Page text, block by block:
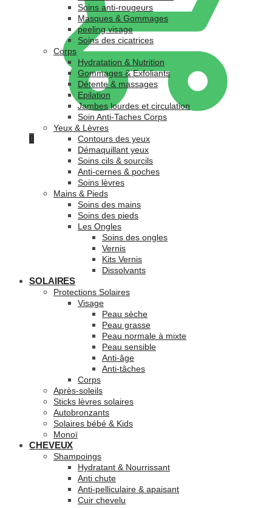
0
Soins anti-rougeurs
Masques & Gommages
peeling visage
Soins des cicatrices
Corps
Hydratation & Nutrition
Gommages & Exfoliants
Détente & massages
Epilation
Jambes lourdes et circulation
Soin Anti-Taches Corps
Yeux & Lèvres
Contours des yeux
Démaquillant yeux
Soins cils & sourcils
Anti-cernes & poches
Soins lèvres
Mains & Pieds
Soins des mains
Soins des pieds
Les Ongles
Soins des ongles
Vernis
Kits Vernis
Dissolvants
SOLAIRES
Protections Solaires
Visage
Peau sèche
Peau grasse
Peau normale à mixte
Peau sensible
Anti-âge
Anti-tâches
Corps
Après-soleils
Sticks lèvres solaires
Autobronzants
Solaires bébé & Kids
Monoï
CHEVEUX
Shampoings
Hydratant & Nourrissant
Anti chute
Anti-pelliculaire & apaisant
Cuir chevelu